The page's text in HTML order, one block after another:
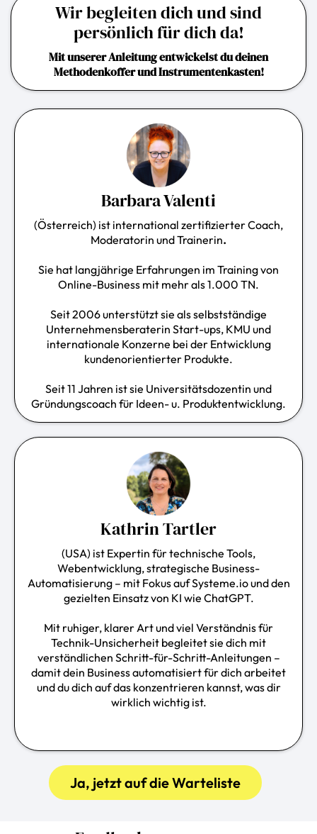
Wir begleiten dich und sind
persönlich für dich da!
Mit unserer Anleitung entwickelst du deinen
Methodenkoffer und Instrumentenkasten!
Barbara Valenti
(Österreich) ist international zertifizierter Coach,
Moderatorin und Trainerin.
Sie hat langjährige Erfahrungen im Training von
Online-Business mit mehr als 1.000 TN.
Seit 2006 unterstützt sie als selbstständige
Unternehmensberaterin Start-ups, KMU und
internationale Konzerne bei der Entwicklung
kundenorientierter Produkte.
Seit 11 Jahren ist sie Universitätsdozentin und
Gründungscoach für Ideen- u. Produktentwicklung.
Kathrin Tartler
(USA) ist Expertin für technische Tools,
Webentwicklung, strategische Business-
Automatisierung – mit Fokus aufSysteme.iound den
gezielten Einsatz von KI wie ChatGPT.
Mit ruhiger, klarer Art und viel Verständnis für
Technik-Unsicherheit begleitet sie dich mit
verständlichen Schritt-für-Schritt-Anleitungen –
damit dein Business automatisiert für dich arbeitet
und du dich auf das konzentrieren kannst, was dir
wirklich wichtig ist.
Ja, jetzt auf die Warteliste